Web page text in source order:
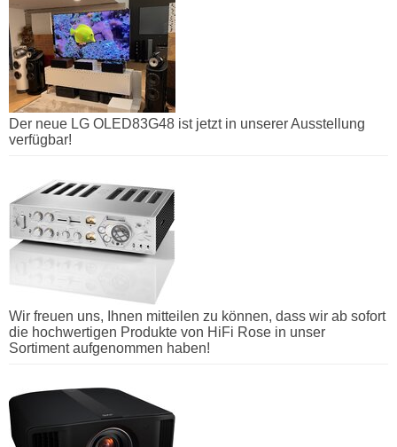
Der neue LG OLED83G48 ist jetzt in unserer Ausstellung
verfügbar!
Wir freuen uns, Ihnen mitteilen zu können, dass wir ab sofort
die hochwertigen Produkte von HiFi Rose in unser
Sortiment aufgenommen haben!